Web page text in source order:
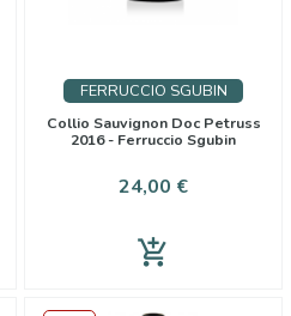
FERRUCCIO SGUBIN
Collio Sauvignon Doc Petruss
2016 - Ferruccio Sgubin
Prix
24,00 €
add_shopping_cart